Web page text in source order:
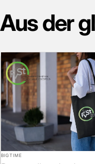
Ausder
Anbieter:
BIGTIME